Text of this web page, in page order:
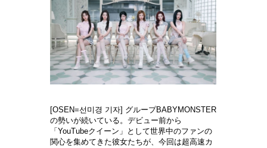
[OSEN=선미경 기자] グループBABYMONSTER
の勢いが続いている。デビュ ー前から
「 YouTubeクイ ーン」として世界中のファンの
関心を集めてきた彼女たちが、今回は超高速カ